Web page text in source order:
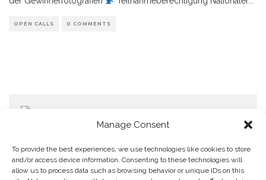
Manage Consent
To provide the best experiences, we use technologies like cookies to store
and/or access device information. Consenting to these technologies will
allow us to process data such as browsing behavior or unique IDs on this
OPEN CALLS 0 COMMENTS
Home
Datenschutzerklärung